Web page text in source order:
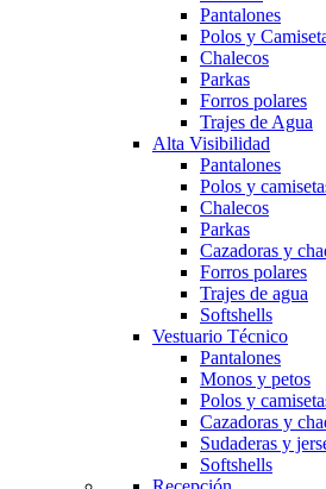
Pantalones
Polos y
Chalecos
Parkas
Forros polares
Trajes de Agua
Alta Visibilidad
Pantalones
Polos y
Chalecos
Parkas
Cazadoras y
Forros polares
Trajes de agua
Softshells
Vestuario Técnico
Pantalones
Monos y petos
Polos y
Cazadoras y
Sudaderas y
Softshells